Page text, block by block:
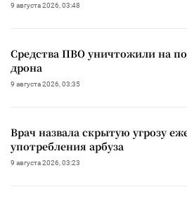
9 августа 2026, 03:48
Средства ПВО уничтожили на
дрона
9 августа 2026, 03:35
Врач назвала скрытую угрозу
употребления арбуза
9 августа 2026, 03:23